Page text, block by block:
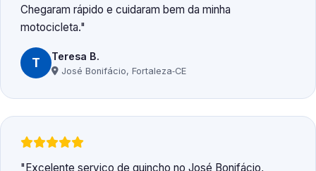
Chegaram rápido e cuidaram bem da minha
motocicleta.
T Teresa B.
José Bonifácio, Fortaleza‑CE
Excelente serviço de guincho no José Bonifácio,